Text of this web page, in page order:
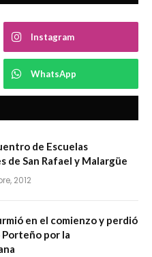
Instagram
WhatsApp
de Escuelas
de San Rafael y Malargüe
2012
en el comienzo y perdió
por la